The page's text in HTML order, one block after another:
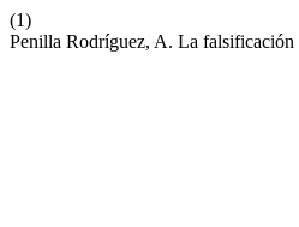
(1)
Penilla Rodríguez, A. La